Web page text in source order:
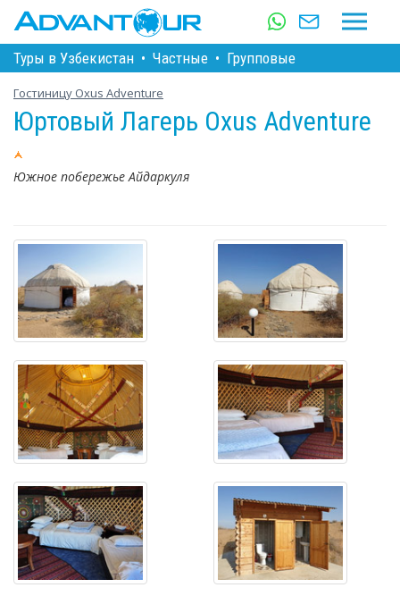
Туры в Узбекистан • Частные • Групповые
Гостиницу Oxus Adventure
Юртовый Лагерь Oxus Adventure
Южное побережье Айдаркуля